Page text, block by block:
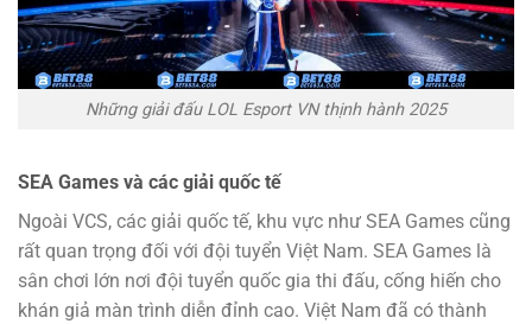
Những giải đấu LOL Esport VN thịnh hành 2025
SEA Games và các giải quốc tế
Ngoài VCS, các giải quốc tế, khu vực như SEA Games cũng
rất quan trọng đối với đội tuyển Việt Nam. SEA Games là
sân chơi lớn nơi đội tuyển quốc gia thi đấu, cống hiến cho
khán giả màn trình diễn đỉnh cao. Việt Nam đã có thành